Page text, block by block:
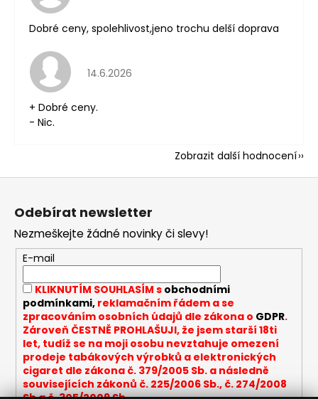
Dobré ceny, spolehlivost,jeno trochu delší doprava
Hodnocení obchodu je 5 z 5 hvězdiček.
14.6.2026
+ Dobré ceny.
- Nic.
Zobrazit další hodnocení
Z
Odebírat newsletter
Nezmeškejte žádné novinky či slevy!
E-mail
KLIKNUTÍM SOUHLASÍM s obchodními
podmínkami,reklamačním řádem a se
zpracováním osobních údajů dle zákona o GDPR.
Zároveň ČESTNĚ PROHLAŠUJI, že jsem starší 18ti
let, tudíž se na moji osobu nevztahuje omezení
prodeje tabákových výrobků a elektronických
cigaret dle zákona č. 379/2005 Sb. a následně
souvisejících zákonů č. 225/2006 Sb., č. 274/2008